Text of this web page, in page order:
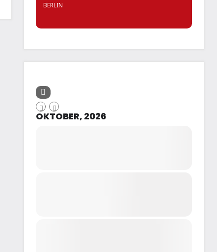
BERLIN
OKTOBER, 2026